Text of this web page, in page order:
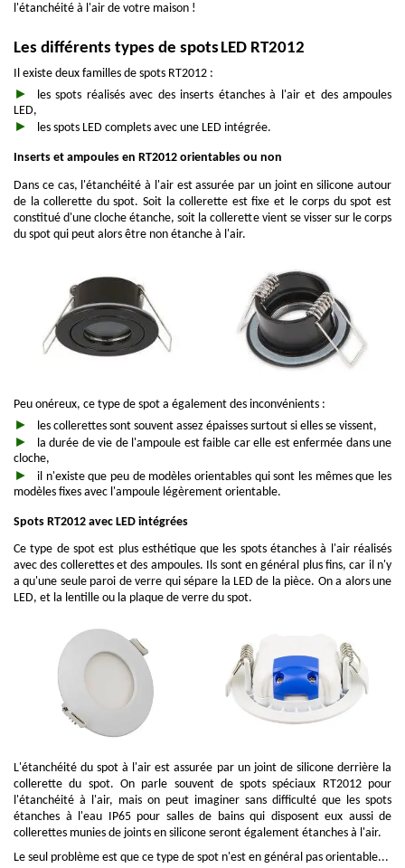
l'étanchéité à l'air de votre maison !
Les différents types de spots LED RT2012
Il existe deux familles de spots RT2012 :
les spots réalisés avec des inserts étanches à l'air et des ampoules
LED,
les spots LED complets avec une LED intégrée.
Inserts et ampoules en RT2012 orientables ou non
Dans ce cas, l'étanchéité à l'air est assurée par un joint en silicone autour
de la collerette du spot. Soit la collerette est fixe et le corps du spot est
constitué d'une cloche étanche, soit la collerette vient se visser sur le corps
du spot qui peut alors être non étanche à l'air.
Peu onéreux, ce type de spot a également des inconvénients :
les collerettes sont souvent assez épaisses surtout si elles se vissent,
la durée de vie de l'ampoule est faible car elle est enfermée dans une
cloche,
il n'existe que peu de modèles orientables qui sont les mêmes que les
modèles fixes avec l'ampoule légèrement orientable.
Spots RT2012 avec LED intégrées
Ce type de spot est plus esthétique que les spots étanches à l'air réalisés
avec des collerettes et des ampoules. Ils sont en général plus fins, car il n'y
a qu'une seule paroi de verre qui sépare la LED de la pièce. On a alors une
LED, et la lentille ou la plaque de verre du spot.
L'étanchéité du spot à l'air est assurée par un joint de silicone derrière la
collerette du spot. On parle souvent de spots spéciaux RT2012 pour
l'étanchéité à l'air, mais on peut imaginer sans difficulté que les spots
étanches à l'eau IP65 pour salles de bains qui disposent eux aussi de
collerettes munies de joints en silicone seront également étanches à l'air.
Le seul problème est que ce type de spot n'est en général pas orientable...